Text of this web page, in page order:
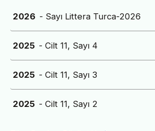
2026 - Sayı Littera Turca-2026
2025 - Cilt 11, Sayı 4
2025 - Cilt 11, Sayı 3
2025 - Cilt 11, Sayı 2